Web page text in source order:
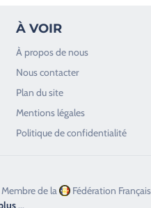
À VOIR
À propos de nous
Nous contacter
Plan du site
Mentions légales
Politique de confidentialité
de la
Fédération
...